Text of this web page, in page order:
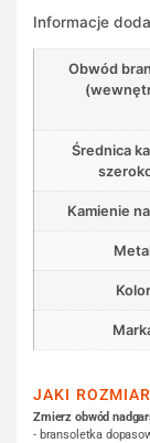
Informacje
Obwód
Średnica
Kamienie
Kolor
JAKI
Zmierz obwód
- bransoletka